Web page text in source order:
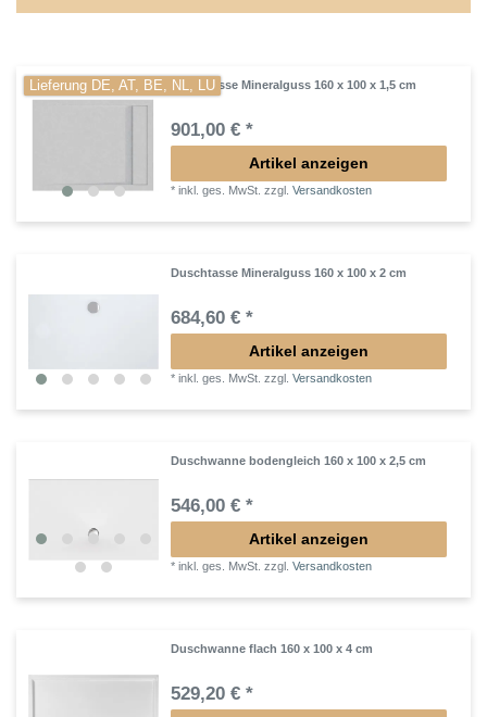
Lieferung DE, AT, BE, NL, LUDuschtasse Mineralguss 160 x 100 x 1,5 cm
901,00 € *
Artikel anzeigen
*inkl. ges. MwSt. zzgl.Versandkosten
Duschtasse Mineralguss 160 x 100 x 2 cm
684,60 € *
Artikel anzeigen
*inkl. ges. MwSt. zzgl.Versandkosten
Duschwanne bodengleich 160 x 100 x 2,5 cm
546,00 € *
Artikel anzeigen
*inkl. ges. MwSt. zzgl.Versandkosten
Duschwanne flach 160 x 100 x 4 cm
529,20 € *